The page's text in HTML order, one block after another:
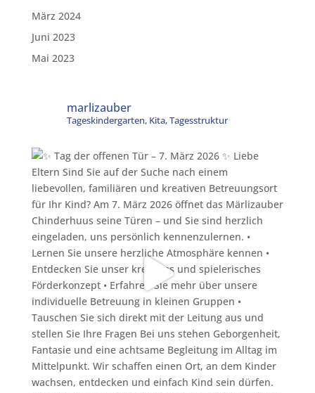
März 2024
Juni 2023
Mai 2023
marlizauber
Tageskindergarten, Kita, Tagesstruktur